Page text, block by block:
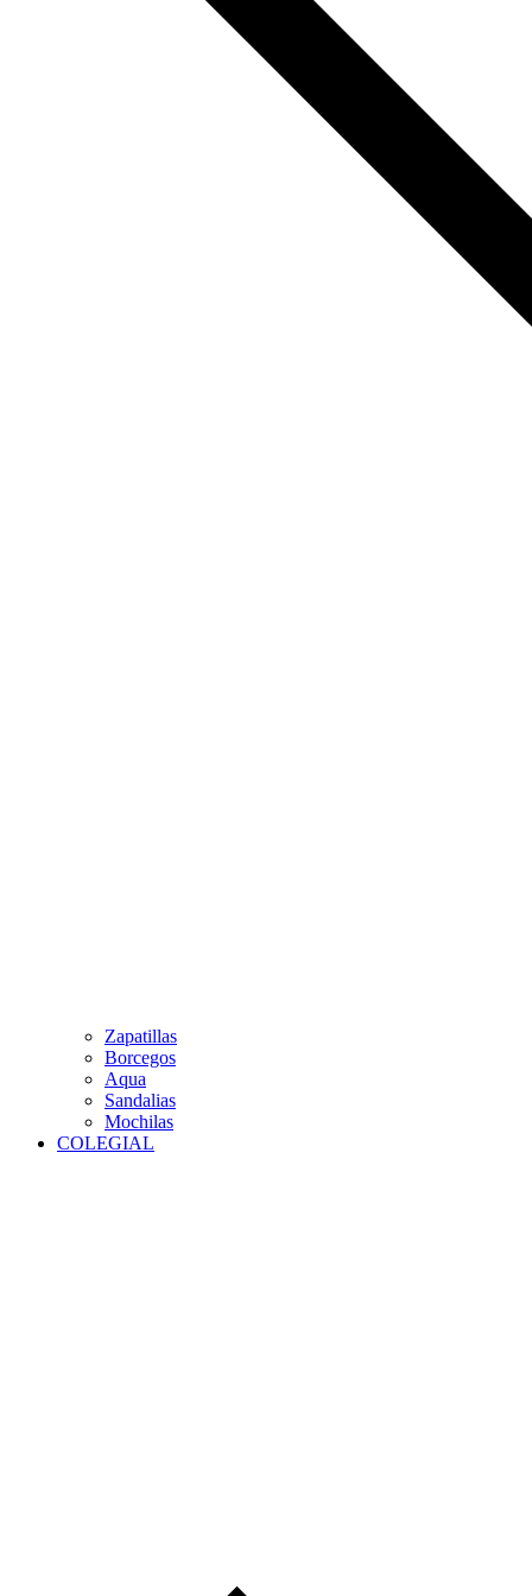
Zapatillas
Borcegos
Aqua
Sandalias
Mochilas
COLEGIAL